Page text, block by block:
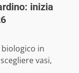
inizia
in
vasi,